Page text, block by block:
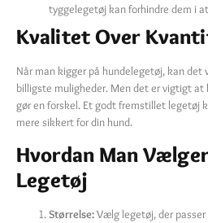
tyggelegetøj kan forhindre dem i
Kvalitet Over
Når man kigger på hundelegetøj, kan
billigste muligheder. Men det er vigtigt
gør en forskel. Et godt fremstillet legetøj
mere sikkert for din hund.
Hvordan Man
Legetøj
Størrelse:Vælg legetøj, der